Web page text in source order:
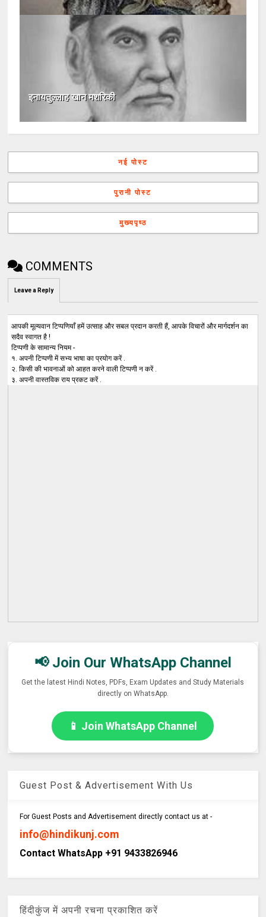
इनायतुल्लाह खान मशरिकी
नई पोस्ट
पुरानी पोस्ट
मुख्यपृष्ठ
COMMENTS
Leave a Reply
आपकी मूल्यवान टिप्पणियाँ हमें उत्साह और सबल प्रदान करती हैं, आपके विचारों और मार्गदर्शन का
सदैव स्वागत है !
टिप्पणी के सामान्य नियम -
१. अपनी टिप्पणी में सभ्य भाषा का प्रयोग करें .
२. किसी की भावनाओं को आहत करने वाली टिप्पणी न करें .
३. अपनी वास्तविक राय प्रकट करें .
📢 Join Our WhatsApp Channel
Get the latest Hindi Notes, PDFs, Exam Updates and Study Materials
directly on WhatsApp.
📱 Join WhatsApp Channel
Guest Post & Advertisement With Us
For Guest Posts and Advertisement directly contact us at -
info@hindikunj.com
Contact WhatsApp +91 9433826946
हिंदीकुंज में अपनी रचना प्रकाशित करें